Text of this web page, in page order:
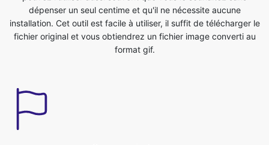
Cet outil est très utile nous permet de gagner un temps
précieux. Nous pouvons facilement convertir du format svg au